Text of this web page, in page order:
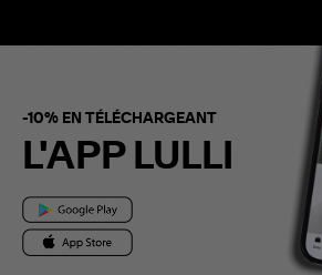
-10% EN TÉLÉCHARGEANT
L'APP LULLI